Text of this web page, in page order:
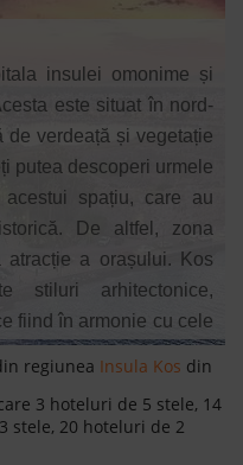
insulei omonime și
este situat în nord-
de verdeață și vegetație
putea descoperi urmele
spațiu, care au
De altfel, zona
atracție a orașului. Kos
stiluri arhitectonice,
fiind în armonie cu cele
și antică. În zona
numeroase clădiri
cea mai interesantă
regiunea Insula Kos din
3 hoteluri de 5 stele, 14
stele, 20 hoteluri de 2